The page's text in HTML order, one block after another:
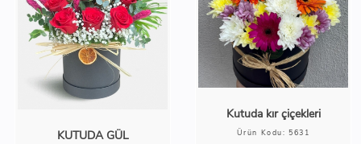
KUTUDA GÜL
Kutuda kır çiçekleri
Ürün Kodu: 5631